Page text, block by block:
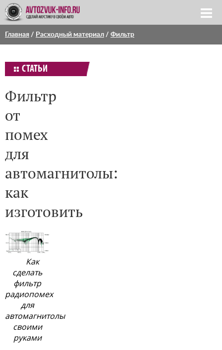
Главная / Расходный материал / Фильтр
СТАТЬИ
Фильтр
от
помех
для
автомагнитолы:
как
изготовить
Как
сделать
фильтр
радиопомех
для
автомагнитолы
своими
руками